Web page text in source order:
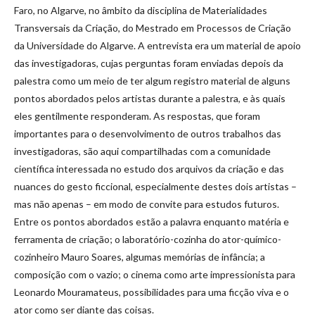
Faro, no Algarve, no âmbito da disciplina de Materialidades
Transversais da Criação, do Mestrado em Processos de Criação
da Universidade do Algarve. A entrevista era um material de apoio
das investigadoras, cujas perguntas foram enviadas depois da
palestra como um meio de ter algum registro material de alguns
pontos abordados pelos artistas durante a palestra, e às quais
eles gentilmente responderam. As respostas, que foram
importantes para o desenvolvimento de outros trabalhos das
investigadoras, são aqui compartilhadas com a comunidade
científica interessada no estudo dos arquivos da criação e das
nuances do gesto ficcional, especialmente destes dois artistas –
mas não apenas – em modo de convite para estudos futuros.
Entre os pontos abordados estão a palavra enquanto matéria e
ferramenta de criação; o laboratório-cozinha do ator-químico-
cozinheiro Mauro Soares, algumas memórias de infância; a
composição com o vazio; o cinema como arte impressionista para
Leonardo Mouramateus, possibilidades para uma ficção viva e o
ator como ser diante das coisas.